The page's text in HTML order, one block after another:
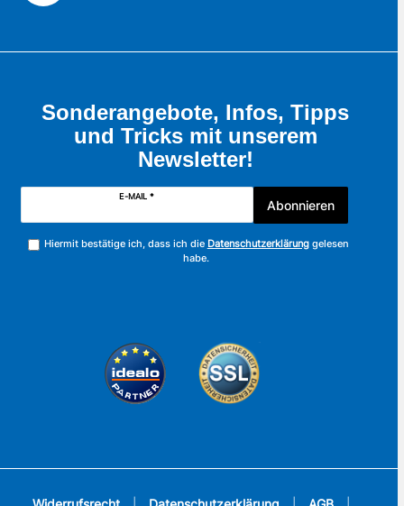
Sonderangebote, Infos, Tipps
und Tricks mit unserem
Newsletter!
E-MAIL *
Abonnieren
Hiermit bestätige ich, dass ich die Datenschutzerklärunggelesen
habe.